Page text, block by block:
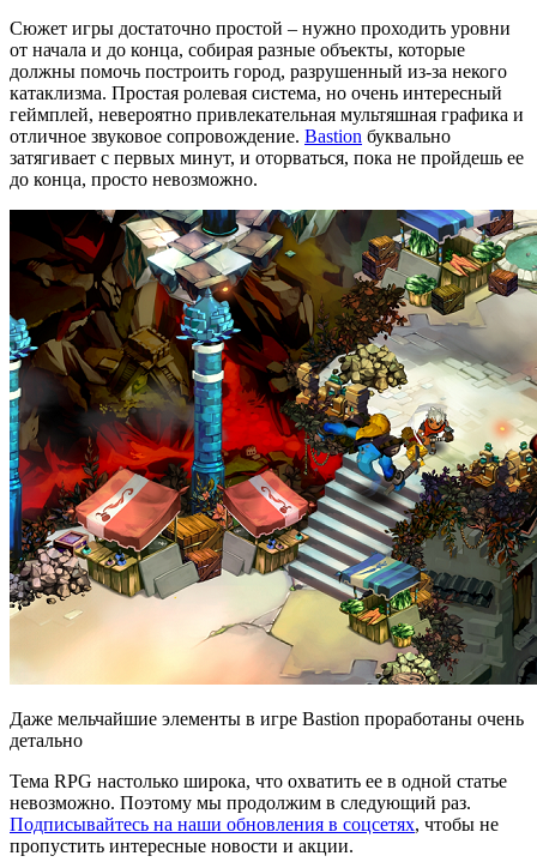
Сюжет игры достаточно простой – нужно проходить уровни
от начала и до конца, собирая разные объекты, которые
должны помочь построить город, разрушенный из-за некого
катаклизма. Простая ролевая система, но очень интересный
геймплей, невероятно привлекательная мультяшная графика и
отличное звуковое сопровождение. Bastion буквально
затягивает с первых минут, и оторваться, пока не пройдешь ее
до конца, просто невозможно.
Даже мельчайшие элементы в игре Bastion проработаны очень
детально
Тема RPG настолько широка, что охватить ее в одной статье
невозможно. Поэтому мы продолжим в следующий раз.
Подписывайтесь на наши обновления в соцсетях, чтобы не
пропустить интересные новости и акции.